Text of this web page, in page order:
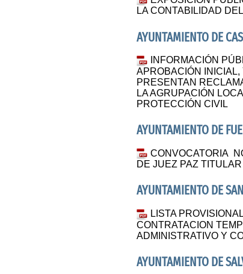
LA CONTABILIDAD
AYUNTAMIENTO DE
INFORMACIÓN
APROBACIÓN INICIAL,
PRESENTAN
LA AGRUPACIÓN
PROTECCIÓN CIVIL
AYUNTAMIENTO DE
CONVOCATORIA
DE JUEZ PAZ TITULAR
AYUNTAMIENTO DE
LISTA
CONTRATACION
ADMINISTRATIVO Y
AYUNTAMIENTO DE